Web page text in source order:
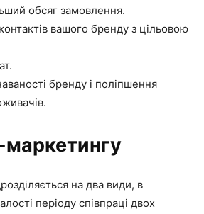
обсяг замовлення.
вашого бренду з цільовою
бренду і поліпшення
на два види, в
періоду співпраці двох